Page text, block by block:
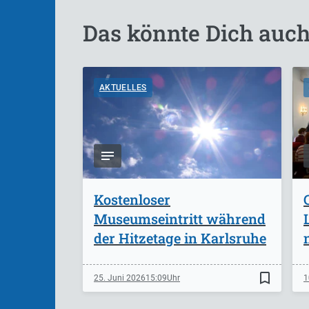
Das könnte Dich
AKTUELLES
Kostenloser
Museumseintritt während
der Hitzetage in Karlsruhe
25. Juni 202615:09 bookmark_border